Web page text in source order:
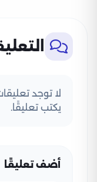
لا توجد
يكتب تعليقًا.
أضف تعليقًا